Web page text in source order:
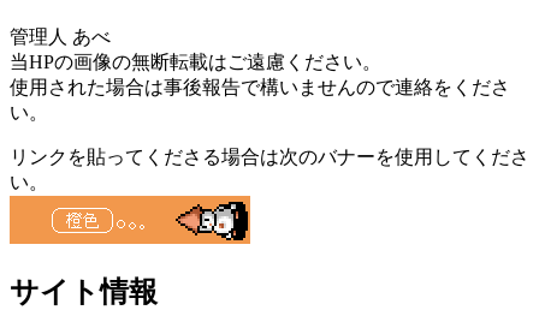
管理人 あべ
当HPの画像の無断転載はご遠慮ください。
使用された場合は事後報告で構いませんので連絡をくださ
い。
リンクを貼ってくださる場合は次のバナーを使用してくださ
い。
サイト情報